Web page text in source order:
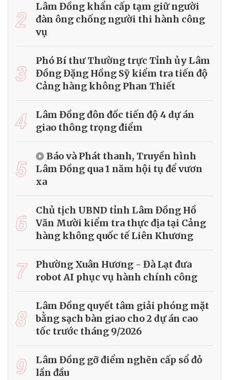
2
Lâm Đồng khẩn cấp tạm giữ người
đàn ông chống người thi hành công
vụ
3
Phó Bí thư Thường trực Tỉnh ủy Lâm
Đồng Đặng Hồng Sỹ kiểm tra tiến độ
Cảng hàng không Phan Thiết
4
Lâm Đồng đôn đốc tiến độ 4 dự án
giao thông trọng điểm
5
Báo và Phát thanh, Truyền hình
Lâm Đồng qua 1 năm hội tụ để vươn
xa
6
Chủ tịch UBND tỉnh Lâm Đồng Hồ
Văn Mười kiểm tra thực địa tại Cảng
hàng không quốc tế Liên Khương
7
Phường Xuân Hương - Đà Lạt đưa
robot AI phục vụ hành chính công
8
Lâm Đồng quyết tâm giải phóng mặt
bằng sạch bàn giao cho 2 dự án cao
tốc trước tháng 9/2026
9
Lâm Đồng gỡ điểm nghẽn cấp sổ đỏ
lần đầu